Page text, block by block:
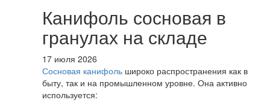
Канифоль сосновая в
гранулах на складе
17 июля 2026
Сосновая канифоль широко распространения как в
быту, так и на промышленном уровне. Она активно
используется: